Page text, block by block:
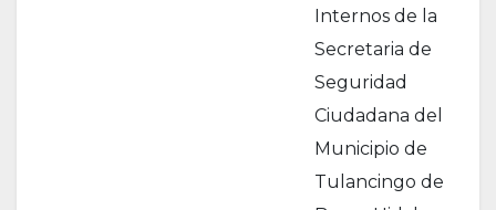
Internos de la
Secretaria de
Seguridad
Ciudadana del
Municipio de
Tulancingo de